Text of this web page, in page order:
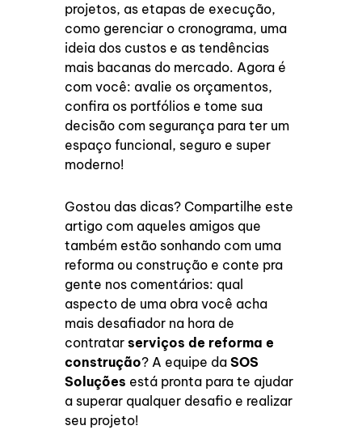
projetos, as etapas de execução,
como gerenciar o cronograma, uma
ideia dos custos e as tendências
mais bacanas do mercado. Agora é
com você: avalie os orçamentos,
confira os portfólios e tome sua
decisão com segurança para ter um
espaço funcional, seguro e super
moderno!
Gostou das dicas? Compartilhe este
artigo com aqueles amigos que
também estão sonhando com uma
reforma ou construção e conte pra
gente nos comentários: qual
aspecto de uma obra você acha
mais desafiador na hora de
contratarserviços de reforma e
construção? A equipe daSOS
Soluções está pronta para te ajudar
a superar qualquer desafio e realizar
seu projeto!